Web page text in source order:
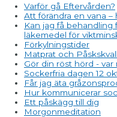
Varför gå Eftervården?
Att förändra en vana
Kan jag få
läkemedel för
Förkylningstider
Matprat och
Gör din röst hörd -
Sockerfria dagen 12
Får jag äta
Hur kommunicerar
Ett påskägg till dig
Morgonmeditation